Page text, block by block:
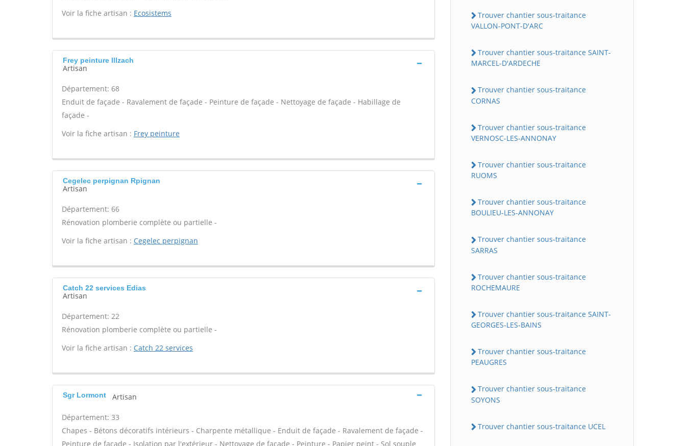
Voir la fiche artisan : Ecosistems
Frey peinture Illzach
Artisan
Département: 68
Enduit de façade - Ravalement de façade - Peinture de façade - Nettoyage de façade - Habillage de
façade -
Voir la fiche artisan : Frey peinture
Cegelec perpignan Rpignan
Artisan
Département: 66
Rénovation plomberie complète ou partielle -
Voir la fiche artisan : Cegelec perpignan
Catch 22 services Edias
Artisan
Département: 22
Rénovation plomberie complète ou partielle -
Voir la fiche artisan : Catch 22 services
Sgr Lormont Artisan
Département: 33
Chapes - Bétons décoratifs intérieurs - Charpente métallique - Enduit de façade - Ravalement de façade -
Peinture de façade - Isolation par l'extérieur - Nettoyage de façade - Peinture - Papier peint - Sol souple
Trouver chantier sous-traitance
VALLON-PONT-D'ARC
Trouver chantier sous-traitance SAINT-
MARCEL-D'ARDECHE
Trouver chantier sous-traitance
CORNAS
Trouver chantier sous-traitance
VERNOSC-LES-ANNONAY
Trouver chantier sous-traitance
RUOMS
Trouver chantier sous-traitance
BOULIEU-LES-ANNONAY
Trouver chantier sous-traitance
SARRAS
Trouver chantier sous-traitance
ROCHEMAURE
Trouver chantier sous-traitance SAINT-
GEORGES-LES-BAINS
Trouver chantier sous-traitance
PEAUGRES
Trouver chantier sous-traitance
SOYONS
Trouver chantier sous-traitance UCEL